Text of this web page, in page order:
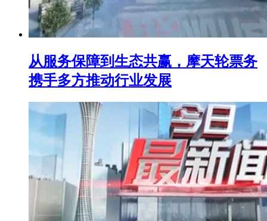
从服务保障到生态共赢，摩天轮票务
携手多方推动行业发展